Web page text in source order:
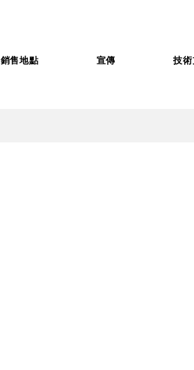
銷售地點 宣傳 技